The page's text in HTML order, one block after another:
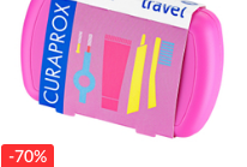
-70%